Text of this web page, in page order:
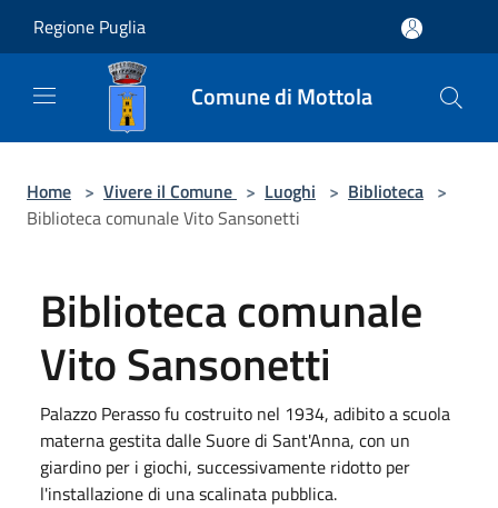
Regione Puglia
Comune di Mottola
Home > Vivere il Comune > Luoghi > Biblioteca >
Biblioteca comunale Vito Sansonetti
Biblioteca comunale
Vito Sansonetti
Palazzo Perasso fu costruito nel 1934, adibito a scuola
materna gestita dalle Suore di Sant'Anna, con un
giardino per i giochi, successivamente ridotto per
l'installazione di una scalinata pubblica.